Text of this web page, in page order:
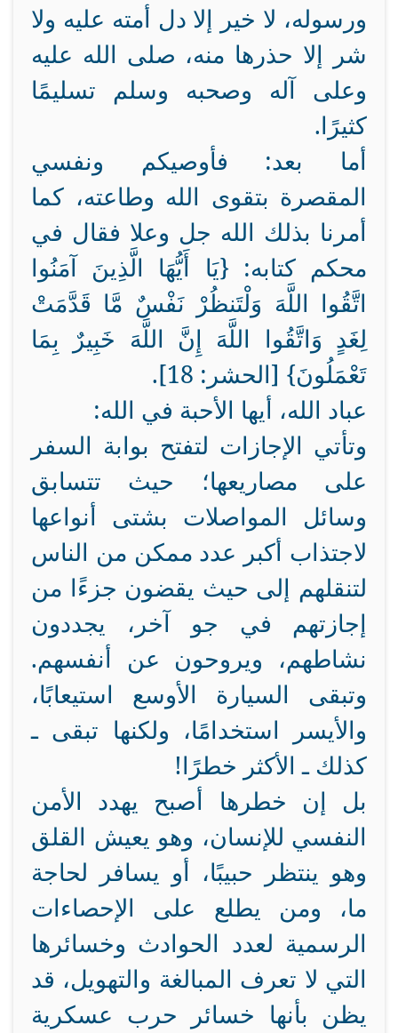
ورسوله، لا خير إلا دل أمته عليه ولا
شر إلا حذرها منه، صلى الله عليه
وعلى آله وصحبه وسلم تسليمًا
كثيرًا.
أما بعد: فأوصيكم ونفسي
المقصرة بتقوى الله وطاعته، كما
أمرنا بذلك الله جل وعلا فقال في
محكم كتابه: {يَا أَيُّهَا الَّذِينَ آمَنُوا
اتَّقُوا اللَّهَ وَلْتَنظُرْ نَفْسٌ مَّا قَدَّمَتْ
لِغَدٍ وَاتَّقُوا اللَّهَ إِنَّ اللَّهَ خَبِيرٌ بِمَا
تَعْمَلُونَ} [الحشر: 18].
عباد الله، أيها الأحبة في الله:
وتأتي الإجازات لتفتح بوابة السفر
على مصاريعها؛ حيث تتسابق
وسائل المواصلات بشتى أنواعها
لاجتذاب أكبر عدد ممكن من الناس
لتنقلهم إلى حيث يقضون جزءًا من
إجازتهم في جو آخر، يجددون
نشاطهم، ويروحون عن أنفسهم.
وتبقى السيارة الأوسع استيعابًا،
والأيسر استخدامًا، ولكنها تبقى ـ
كذلك ـ الأكثر خطرًا!
بل إن خطرها أصبح يهدد الأمن
النفسي للإنسان، وهو يعيش القلق
وهو ينتظر حبيبًا، أو يسافر لحاجة
ما، ومن يطلع على الإحصاءات
الرسمية لعدد الحوادث وخسائرها
التي لا تعرف المبالغة والتهويل، قد
يظن بأنها خسائر حرب عسكرية